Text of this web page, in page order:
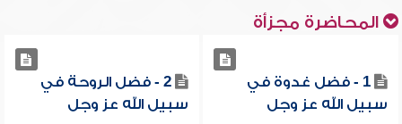
المحاضرة مجزأة
1 - فضل غدوة في
سبيل الله عز وجل
2 - فضل الروحة في
سبيل الله عز وجل